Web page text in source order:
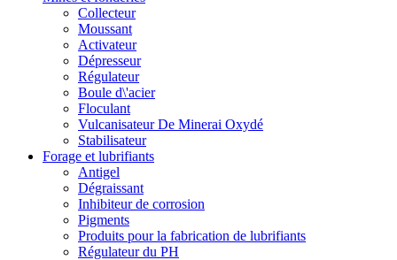
Collecteur
Moussant
Activateur
Dépresseur
Régulateur
Boule d\'acier
Floculant
Vulcanisateur De Minerai Oxydé
Stabilisateur
Forage et lubrifiants
Antigel
Dégraissant
Inhibiteur de corrosion
Pigments
Produits pour la fabrication de lubrifiants
Régulateur du PH